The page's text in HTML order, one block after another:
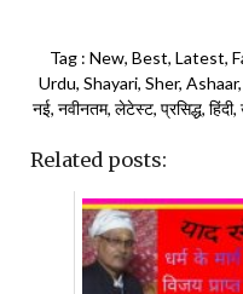
Tag : New, Best, Latest,
Urdu, Shayari, Sher,
नई, नवीनतम, लेटेस्ट, प्रसिद्ध,
Related posts: